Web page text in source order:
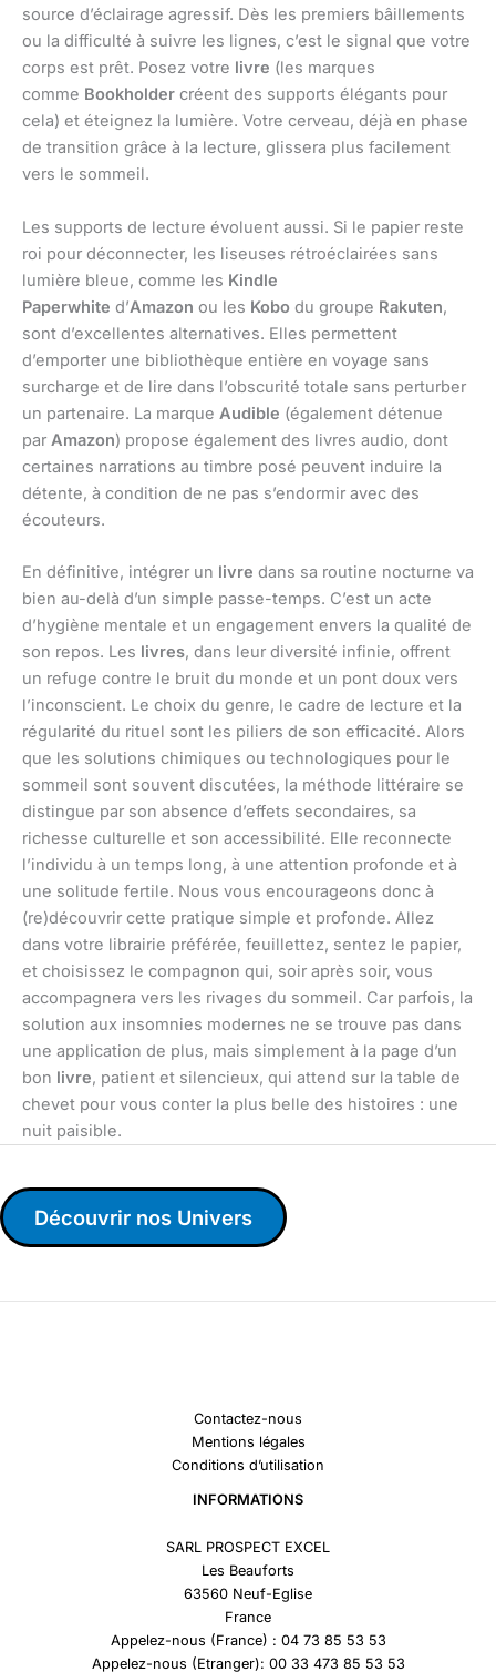
source d’éclairage agressif. Dès les premiers bâillements
ou la difficulté à suivre les lignes, c’est le signal que votre
corps est prêt. Posez votre livre (les marques
comme Bookholder créent des supports élégants pour
cela) et éteignez la lumière. Votre cerveau, déjà en phase
de transition grâce à la lecture, glissera plus facilement
vers le sommeil.
Les supports de lecture évoluent aussi. Si le papier reste
roi pour déconnecter, les liseuses rétroéclairées sans
lumière bleue, comme les Kindle
Paperwhite d’Amazon ou les Kobo du groupe Rakuten,
sont d’excellentes alternatives. Elles permettent
d’emporter une bibliothèque entière en voyage sans
surcharge et de lire dans l’obscurité totale sans perturber
un partenaire. La marque Audible (également détenue
par Amazon) propose également des livres audio, dont
certaines narrations au timbre posé peuvent induire la
détente, à condition de ne pas s’endormir avec des
écouteurs.
En définitive, intégrer un livre dans sa routine nocturne va
bien au-delà d’un simple passe-temps. C’est un acte
d’hygiène mentale et un engagement envers la qualité de
son repos. Les livres, dans leur diversité infinie, offrent
un refuge contre le bruit du monde et un pont doux vers
l’inconscient. Le choix du genre, le cadre de lecture et la
régularité du rituel sont les piliers de son efficacité. Alors
que les solutions chimiques ou technologiques pour le
sommeil sont souvent discutées, la méthode littéraire se
distingue par son absence d’effets secondaires, sa
richesse culturelle et son accessibilité. Elle reconnecte
l’individu à un temps long, à une attention profonde et à
une solitude fertile. Nous vous encourageons donc à
(re)découvrir cette pratique simple et profonde. Allez
dans votre librairie préférée, feuillettez, sentez le papier,
et choisissez le compagnon qui, soir après soir, vous
accompagnera vers les rivages du sommeil. Car parfois, la
solution aux insomnies modernes ne se trouve pas dans
une application de plus, mais simplement à la page d’un
bon livre, patient et silencieux, qui attend sur la table de
chevet pour vous conter la plus belle des histoires : une
nuit paisible.
Découvrir nos Univers
Contactez-nous
Mentions légales
Conditions d’utilisation
INFORMATIONS
SARL PROSPECT EXCEL
Les Beauforts
63560 Neuf-Eglise
France
Appelez-nous (France) : 04 73 85 53 53
Appelez-nous (Etranger): 00 33 473 85 53 53